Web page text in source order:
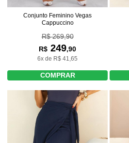
Conjunto Feminino Vegas
Cappuccino
R$ 269,90
R$ 249,90
6x de R$ 41,65
COMPRAR